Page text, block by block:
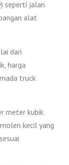
seperti jalan
alat
dari
harga
truck
meter kubik
kecil yang